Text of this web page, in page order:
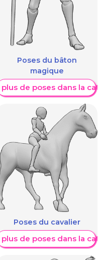
Poses du bâton
magique
de poses dans la
Poses du cavalier
plus de poses dans la